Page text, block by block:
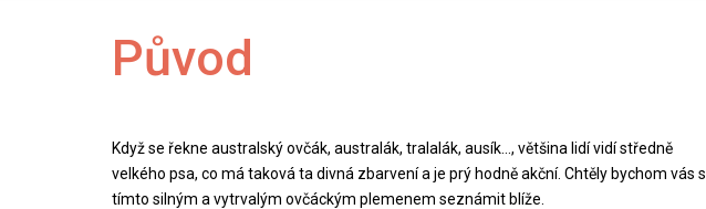
Původ
Když se řekne australský ovčák, australák, tralalák, ausík…, většina lidí vidí středně
velkého psa, co má taková ta divná zbarvení a je prý hodně akční. Chtěly bychom vás s
tímto silným a vytrvalým ovčáckým plemenem seznámit blíže.